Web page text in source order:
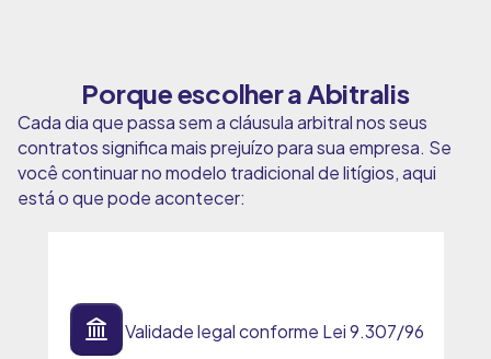
Porque escolher a Abitralis
Cada dia que passa sem a cláusula arbitral nos seus
contratos significa mais prejuízo para sua empresa. Se
você continuar no modelo tradicional de litígios, aqui
está o que pode acontecer:
Validade legal conforme Lei 9.307/96